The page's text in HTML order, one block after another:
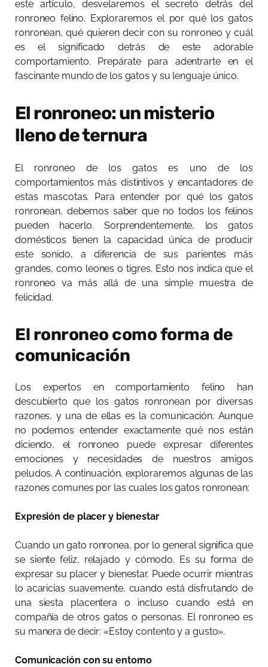
este artículo, desvelaremos el secreto detrás del
ronroneo felino. Exploraremos el por qué los gatos
ronronean, qué quieren decir con su ronroneo y cuál
es el significado detrás de este adorable
comportamiento. Prepárate para adentrarte en el
fascinante mundo de los gatos y su lenguaje único.
El ronroneo: un misterio
lleno de ternura
El ronroneo de los gatos es uno de los
comportamientos más distintivos y encantadores de
estas mascotas. Para entender por qué los gatos
ronronean, debemos saber que no todos los felinos
pueden hacerlo. Sorprendentemente, los gatos
domésticos tienen la capacidad única de producir
este sonido, a diferencia de sus parientes más
grandes, como leones o tigres. Esto nos indica que el
ronroneo va más allá de una simple muestra de
felicidad.
El ronroneo como forma de
comunicación
Los expertos en comportamiento felino han
descubierto que los gatos ronronean por diversas
razones, y una de ellas es la comunicación. Aunque
no podemos entender exactamente qué nos están
diciendo, el ronroneo puede expresar diferentes
emociones y necesidades de nuestros amigos
peludos. A continuación, exploraremos algunas de las
razones comunes por las cuales los gatos ronronean:
Expresión de placer y bienestar
Cuando un gato ronronea, por lo general significa que
se siente feliz, relajado y cómodo. Es su forma de
expresar su placer y bienestar. Puede ocurrir mientras
lo acaricias suavemente, cuando está disfrutando de
una siesta placentera o incluso cuando está en
compañía de otros gatos o personas. El ronroneo es
su manera de decir: «Estoy contento y a gusto».
Comunicación con su entorno